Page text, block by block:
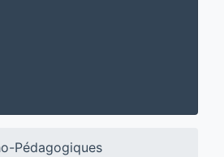
Pédagogiques